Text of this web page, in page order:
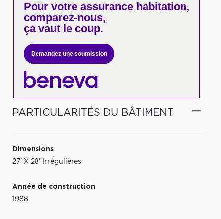
Pour votreassurance habitation,
comparez-nous,
ça vaut le coup.
Demandez une soumission
PARTICULARITÉS DU BÂTIMENT
Dimensions
27' X 28' Irrégulières
Année de construction
1988